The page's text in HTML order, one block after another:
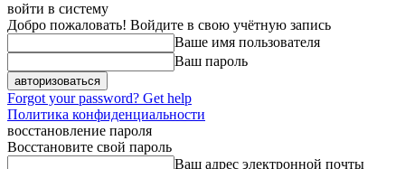
войти в систему
Добро пожаловать! Войдите в свою учётную запись
Ваше имя пользователя
Ваш пароль
Forgot your password? Get help
Политика конфиденциальности
восстановление пароля
Восстановите свой пароль
Ваш адрес электронной почты